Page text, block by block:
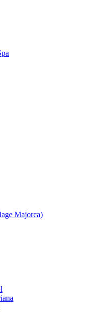
Majorca)